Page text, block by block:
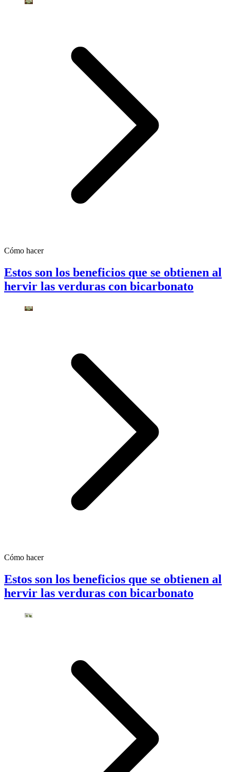
Cómo hacer
Estos son los beneficios que se obtienen al
hervir las verduras con bicarbonato
Cómo hacer
Estos son los beneficios que se obtienen al
hervir las verduras con bicarbonato